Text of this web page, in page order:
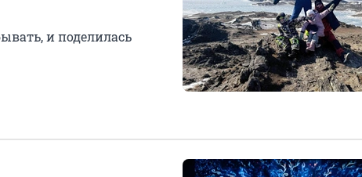
и поделилась